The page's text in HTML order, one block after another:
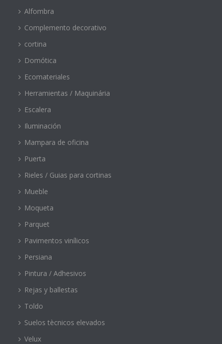
Alfombra
Complemento decorativo
cortina
Domótica
Ecomateriales
Herramientas / Maquinária
Escalera
Iluminación
Mampara de oficina
Puerta
Rieles / Guias para cortinas
Mueble
Moqueta
Parquet
Pavimentos vinílicos
Persiana
Pintura / Adhesivos
Rejas y ballestas
Toldo
Suelos tècnicos elevados
Velux